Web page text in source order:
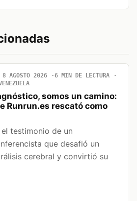
8 AGOSTO 2026
6 MIN DE LECTURA
somos un camino:
Runrun.es rescató como
testimonio de un
que desafió un
cerebral y convirtió su